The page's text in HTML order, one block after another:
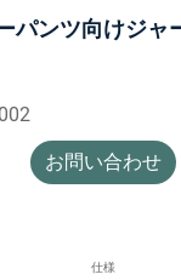
パンツ向けジャ
お問い合わせ
仕様